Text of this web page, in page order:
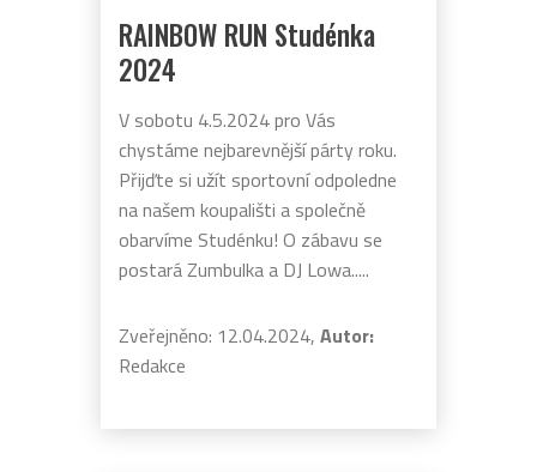
RAINBOW RUN Studénka
2024
V sobotu 4.5.2024 pro Vás
chystáme nejbarevnější párty roku.
Přijďte si užít sportovní odpoledne
na našem koupališti a společně
obarvíme Studénku! O zábavu se
postará Zumbulka a DJ Lowa.....
Zveřejněno: 12.04.2024, Autor:
Redakce